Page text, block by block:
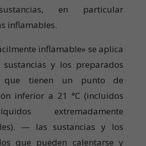
en particular
inflamables.
inflamable» se aplica
y los preparados
que tienen un punto de
inferior a 21 °C (incluidos
extremadamente
— las sustancias y los
que pueden calentarse y